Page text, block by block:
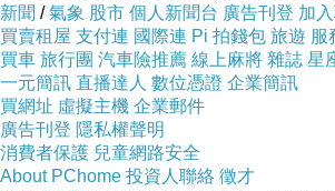
新聞 /氣象 股市 個人新聞台 廣告刊登 加
買賣租屋 支付連 國際連 Pi 拍錢包 旅遊 服
買車 旅行團 汽車險推薦 線上麻將 雜誌 星
一元簡訊 直播達人 數位憑證 企業簡訊
買網址 虛擬主機 企業郵件
廣告刊登 隱私權聲明
消費者保護 兒童網路安全
About PChome 投資人聯絡 徵才